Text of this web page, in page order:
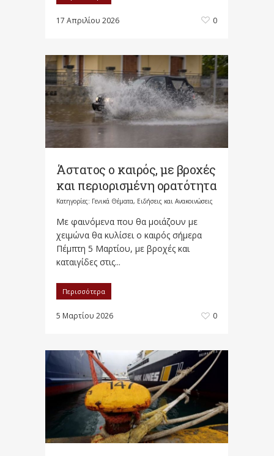
17 Απριλίου 2026 0
Άστατος ο καιρός, με βροχές
και περιορισμένη ορατότητα
Κατηγορίες: Γενικά Θέματα, Ειδήσεις και Ανακοινώσεις
Με φαινόμενα που θα μοιάζουν με
χειμώνα θα κυλίσει ο καιρός σήμερα
Πέμπτη 5 Μαρτίου, με βροχές και
καταιγίδες στις...
Περισσότερα
5 Μαρτίου 2026 0